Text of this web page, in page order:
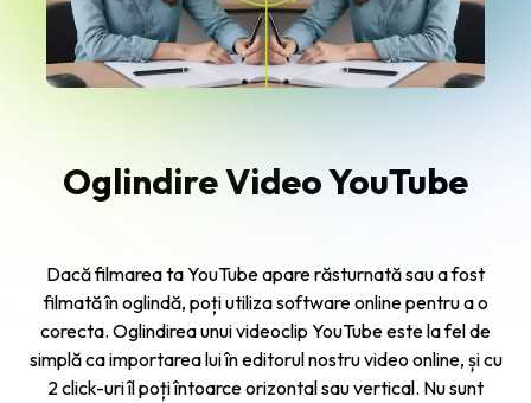
Oglindire Video YouTube
Dacă filmarea ta YouTube apare răsturnată sau a fost
filmată în oglindă, poți utiliza software online pentru a o
corecta. Oglindirea unui videoclip YouTube este la fel de
simplă ca importarea lui în editorul nostru video online, și cu
2 click-uri îl poți întoarce orizontal sau vertical. Nu sunt